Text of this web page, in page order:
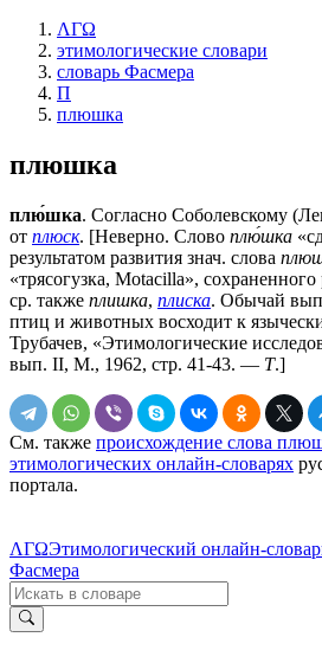
ΛΓΩ
этимологические словари
словарь Фасмера
П
плюшка
плюшка
плю́шка. Согласно Соболевскому
от плюск. [Неверно. Слово плю́шка
результатом развития знач. слова
«трясогузка, Моtасillа»,
ср. также плишка, плиска. Обычай
птиц и животных восходит к
Трубачев, «Этимологические
вып. II, М., 1962, стр. 41-43. — Т.]
См. также происхождение слова
этимологических онлайн-словарях
портала.
ΛΓΩЭтимологический онлайн-
Фасмера